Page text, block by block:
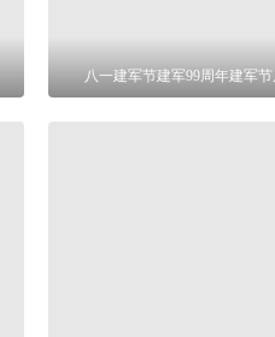
八一建军节建军99周年建军